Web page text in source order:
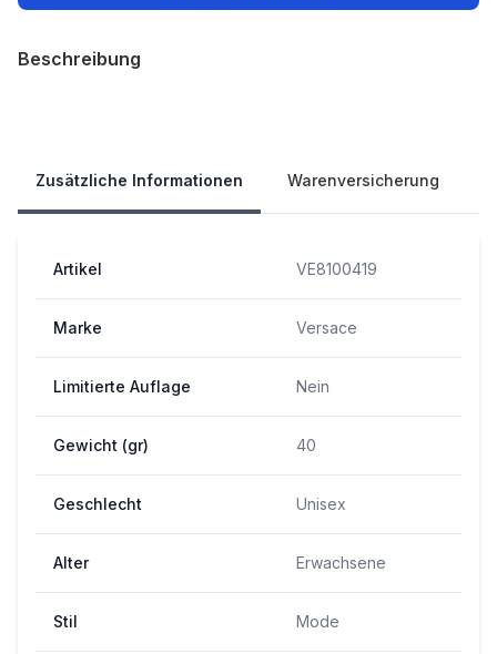
Beschreibung
Zusätzliche Informationen Warenversicherung
Artikel VE8100419
Marke Versace
Limitierte Auflage Nein
Gewicht (gr) 40
Geschlecht Unisex
Alter Erwachsene
Stil Mode